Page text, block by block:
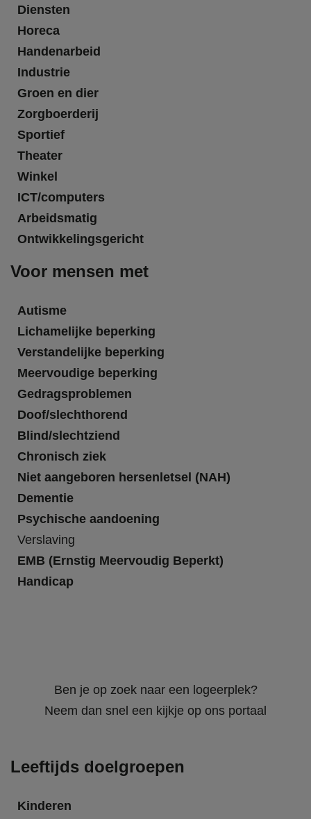
Diensten
Horeca
Handenarbeid
Industrie
Groen en dier
Zorgboerderij
Sportief
Theater
Winkel
ICT/computers
Arbeidsmatig
Ontwikkelingsgericht
Voor mensen met
Autisme
Lichamelijke beperking
Verstandelijke beperking
Meervoudige beperking
Gedragsproblemen
Doof/slechthorend
Blind/slechtziend
Chronisch ziek
Niet aangeboren hersenletsel (NAH)
Dementie
Psychische aandoening
Verslaving
EMB (Ernstig Meervoudig Beperkt)
Handicap
Ben je op zoek naar een logeerplek?
Neem dan snel een kijkje op ons portaal
Leeftijds doelgroepen
Kinderen